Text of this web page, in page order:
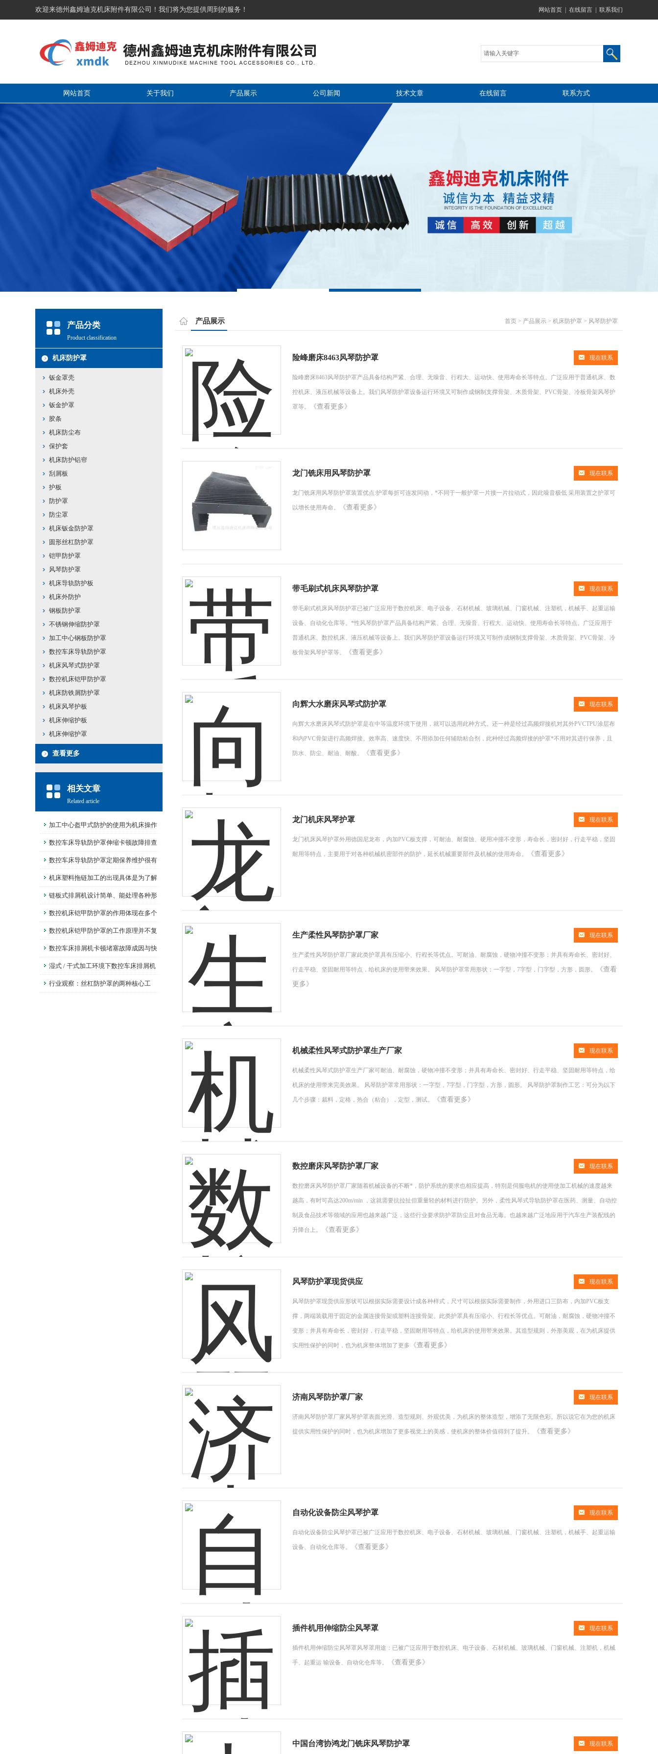
欢迎来德州鑫姆迪克机床附件有限公司！我们将为您提供周到的服务！ 网站首页 在线留言 联系我们
网站首页 关于我们 产品展示 公司新闻 技术文章 在线留言 联系方式
产品分类
Product classification
机床防护罩
钣金罩壳
机床外壳
钣金护罩
胶条
机床防尘布
保护套
机床防护铝帘
刮屑板
护板
防护罩
防尘罩
机床钣金防护罩
圆形丝杠防护罩
铠甲防护罩
风琴防护罩
机床导轨防护板
机床外防护
钢板防护罩
不锈钢伸缩防护罩
加工中心钢板防护罩
数控车床导轨防护罩
机床风琴式防护罩
数控机床铠甲防护罩
机床防铁屑防护罩
机床风琴护板
机床伸缩护板
机床伸缩护罩
查看更多
相关文章
Related article
加工中心盔甲式防护的使用为机床操作
提供了安全保障
数控车床导轨防护罩伸缩卡顿故障排查
数控车床导轨防护罩定期保养维护很有
必要机床塑料拖链加工的出现具体是为了解
决什么问题？
链板式排屑机设计简单、能处理各种形
状的金属废料
数控机床铠甲防护罩的作用体现在多个
层面数控机床铠甲防护罩的工作原理并不复
杂 数控车床排屑机卡顿堵塞故障成因与快
速排查法
湿式 / 干式加工环境下数控车床排屑机
的差异化应用
行业观察：丝杠防护罩的两种核心工
产品展示 首页 > 产品展示 > 机床防护罩 > 风琴防护罩
现在联系
险峰磨床8463风琴防护罩
险峰磨床8463风琴防护罩产品具备结构严紧、合理、无噪音、行程大、运动快、使用寿命长等特点。广泛应用于普通机床、数
控机床、液压机械等设备上。我们风琴防护罩设备运行环境又可制作成钢制支撑骨架、木质骨架、PVC骨架、冷板骨架风琴护
罩等。 《查看更多》
现在联系
龙门铣床用风琴防护罩
龙门铣床用风琴防护罩装置优点:护罩每折可连发同动，*不同于一般护罩一片接一片拉动式，因此噪音极低 采用装置之护罩可
以增长使用寿命。 《查看更多》
现在联系
带毛刷式机床风琴防护罩
带毛刷式机床风琴防护罩已被广泛应用于数控机床、电子设备、石材机械、玻璃机械、门窗机械、注塑机，机械手、起重运输
设备、自动化仓库等。*性风琴防护罩产品具备结构严紧、合理、无噪音、行程大、运动快、使用寿命长等特点。广泛应用于
普通机床、数控机床、液压机械等设备上。我们风琴防护罩设备运行环境又可制作成钢制支撑骨架、木质骨架、PVC骨架、冷
板骨架风琴护罩等。 《查看更多》
现在联系
向辉大水磨床风琴式防护罩
向辉大水磨床风琴式防护罩是在中等温度环境下使用，就可以选用此种方式。还一种是经过高频焊接机对其外PVCTPU涂层布
和内PVC骨架进行高频焊接。效率高、速度快、不用添加任何辅助粘合剂，此种经过高频焊接的护罩*不用对其进行保养，且
防水、防尘、耐油、耐酸。 《查看更多》
现在联系
龙门机床风琴护罩
龙门机床风琴护罩外用德国尼龙布，内加PVC板支撑，可耐油、耐腐蚀、硬用冲撞不变形，寿命长，密封好，行走平稳，坚固
耐用等特点，主要用于对各种机械机密部件的防护，延长机械重要部件及机械的使用寿命。 《查看更多》
现在联系
生产柔性风琴防护罩厂家
生产柔性风琴防护罩厂家此类护罩具有压缩小、行程长等优点。可耐油、耐腐蚀，硬物冲撞不变形；并具有寿命长、密封好、
行走平稳、坚固耐用等特点，给机床的使用带来效果。 风琴防护罩常用形状：一字型，7字型，门字型，方形，圆形。
《查看
更多》
现在联系
机械柔性风琴式防护罩生产厂家
机械柔性风琴式防护罩生产厂家可耐油、耐腐蚀，硬物冲撞不变形；并具有寿命长、密封好、行走平稳、坚固耐用等特点，给
机床的使用带来完美效果。 风琴防护罩常用形状：一字型，7字型，门字型，方形，圆形。 风琴防护罩制作工艺：可分为以下
几个步骤：裁料，定格，热合（粘合），定型，测试。 《查看更多》
现在联系
数控磨床风琴防护罩厂家
数控磨床风琴防护罩厂家随着机械设备的不断*，防护系统的要求也相应提高，特别是伺服电机的使用使加工机械的速度越来
越高，有时可高达200m/min ，这就需要抗拉扯但重量轻的材料进行防护。另外，柔性风琴式导轨防护罩在医药、测量、自动控
制及食品技术等领域的应用也越来越广泛，这些行业要求防护罩防尘且对食品无毒。也越来越广泛地应用于汽车生产装配线的
升降台上。 《查看更多》
现在联系
风琴防护罩现货供应
风琴防护罩现货供应形状可以根据实际需要设计成各种样式，尺寸可以根据实际需要制作，外用进口三防布，内加PVC板支
撑，两端装载用于固定的金属连接骨架或塑料连接骨架。此类护罩具有压缩小、行程长等优点。可耐油，耐腐蚀，硬物冲撞不
变形；并具有寿命长，密封好，行走平稳，坚固耐用等特点，给机床的使用带来效果。其造型规则，外形美观，在为机床提供
实用性保护的同时，也为机床整体增加了更多 《查看更多》
现在联系
济南风琴防护罩厂家
济南风琴防护罩厂家风琴护罩表面光滑、造型规则、外观优美，为机床的整体造型，增添了无限色彩。所以说它在为您的机床
提供实用性保护的同时，也为机床增加了更多视觉上的美感，使机床的整体价值得到了提升。 《查看更多》
现在联系
自动化设备防尘风琴护罩
自动化设备防尘风琴护罩已被广泛应用于数控机床、电子设备、石材机械、玻璃机械、门窗机械、注塑机，机械手、起重运输
设备、自动化仓库等。 《查看更多》
现在联系
插件机用伸缩防尘风琴罩
插件机用伸缩防尘风琴罩风琴罩用途：已被广泛应用于数控机床、电子设备、石材机械、玻璃机械、门窗机械、注塑机，机械
手、起重运 输设备、自动化仓库等。 《查看更多》
现在联系
中国台湾协鸿龙门铣床风琴防护罩